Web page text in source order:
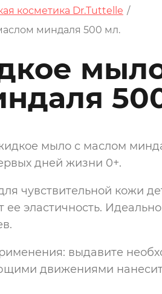
косметика Dr.Tuttelle /
миндаля 500 мл.
мыло с маслом
дней жизни 0+.
чувствительной кожи
ее эластичность.
выдавите
движениями